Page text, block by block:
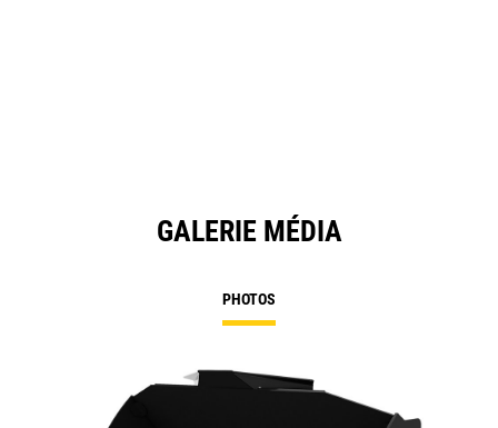
GALERIE MÉDIA
PHOTOS